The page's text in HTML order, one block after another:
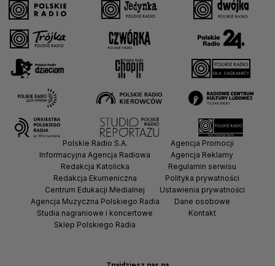
Polskie Radio S.A.
Informacyjna Agencja Radiowa
Redakcja Katolicka
Redakcja Ekumeniczna
Centrum Edukacji Medialnej
Agencja Muzyczna Polskiego Radia
Studia nagraniowe i koncertowe
Sklep Polskiego Radia
Agencja Promocji
Agencja Reklamy
Regulamin serwisu
Polityka prywatności
Ustawienia prywatności
Dane osobowe
Kontakt